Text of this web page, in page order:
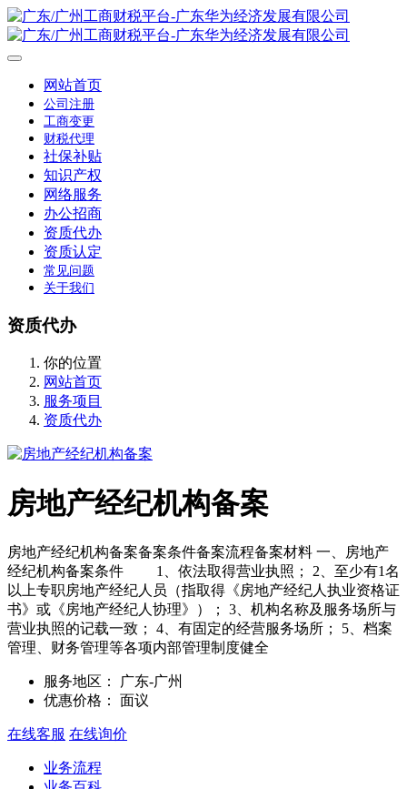
网站首页
公司注册
工商变更
财税代理
社保补贴
知识产权
网络服务
办公招商
资质代办
资质认定
常见问题
关于我们
资质代办
你的位置
网站首页
服务项目
资质代办
房地产经纪机构备案
房地产经纪机构备案备案条件备案流程备案材料 一、房地产
经纪机构备案条件 1、依法取得营业执照； 2、至少有1名
以上专职房地产经纪人员（指取得《房地产经纪人执业资格证
书》或《房地产经纪人协理》）； 3、机构名称及服务场所与
营业执照的记载一致； 4、有固定的经营服务场所； 5、档案
管理、财务管理等各项内部管理制度健全
服务地区：
广东-广州
优惠价格：
面议
在线客服 在线询价
业务流程